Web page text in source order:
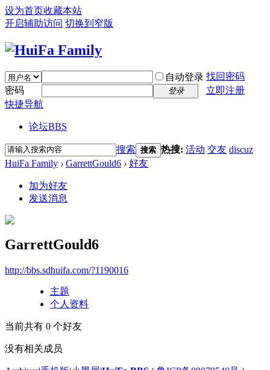
设为首页收藏本站
开启辅助访问 切换到窄版
自动登录 找回密码
密码
登录
立即注册
快捷导航
论坛BBS
搜索 搜索 热搜: 活动 交友 discuz
HuiFa Family › GarrettGould6 › 好友
加为好友
发送消息
GarrettGould6
http://bbs.sdhuifa.com/?1190016
主题
个人资料
当前共有 0 个好友
没有相关成员